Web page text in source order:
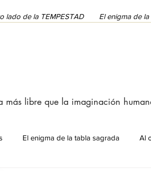
lado de la TEMPESTAD El enigma de
más libre que la imaginación
El enigma de la tabla sagrada Al